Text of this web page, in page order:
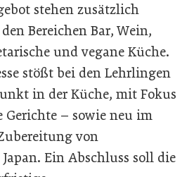
stehen zusätzlich
Bereichen Bar, Wein,
und vegane Küche.
stößt bei den Lehrlingen
in der Küche, mit Fokus
– sowie neu im
von
Ein Abschluss soll die